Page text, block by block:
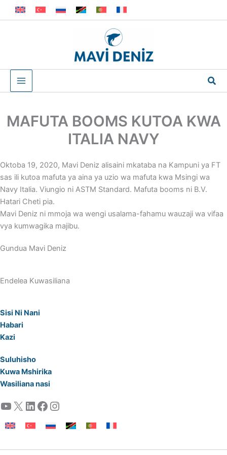
to
MAFUTA BOOMS KUTOA KWA
ITALIA NAVY
Oktoba 19, 2020, Mavi Deniz alisaini mkataba na Kampuni ya FT
sas ili kutoa mafuta ya aina ya uzio wa mafuta kwa Msingi wa
Navy Italia. Viungio ni ASTM Standard. Mafuta booms ni B.V.
Hatari Cheti pia.
Mavi Deniz ni mmoja wa wengi usalama-fahamu wauzaji wa vifaa
vya kumwagika majibu.
Gundua Mavi Deniz
Endelea Kuwasiliana
Sisi Ni Nani
Habari
Kazi
Suluhisho
Kuwa Mshirika
Wasiliana nasi
YouTube X LinkedIn Facebook Instagram